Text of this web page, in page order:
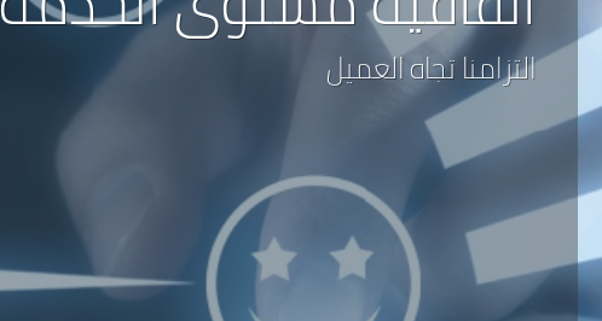
التزامنا تجاه العميل